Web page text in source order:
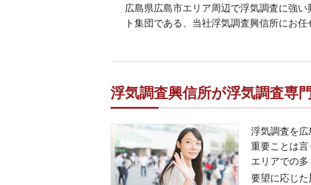
広島県広島市エリア周辺で浮気調査に強
ト集団である、当社浮気調査興信所にお任
浮気調査興信所が浮気調査専
浮気調査を広
重要ことは
エリアでの多
要望に応じた